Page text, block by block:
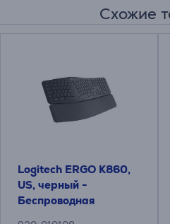
Схожие
Logitech ERGO K860,
US, черный -
Беспроводная